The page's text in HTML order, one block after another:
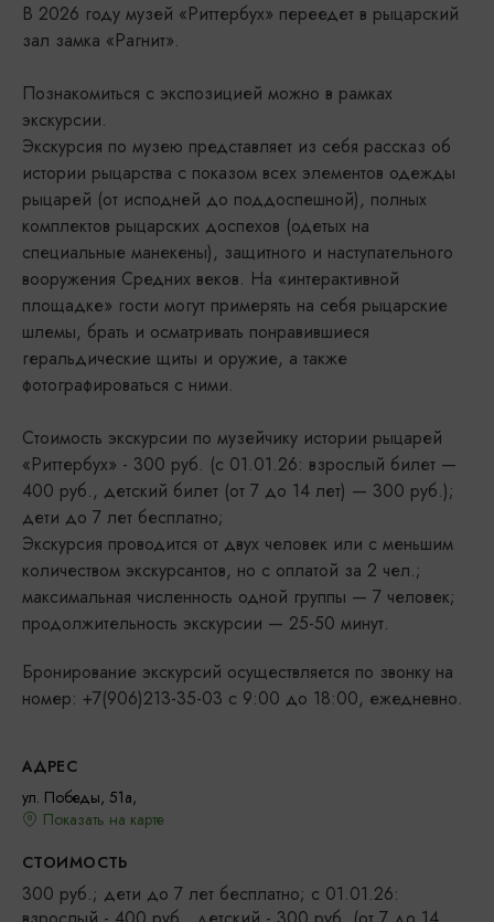
В 2026 году музей «Риттербух» переедет в рыцарский
зал замка «Рагнит».
Познакомиться с экспозицией можно в рамках
экскурсии.
Экскурсия по музею представляет из себя рассказ об
истории рыцарства с показом всех элементов одежды
рыцарей (от исподней до поддоспешной), полных
комплектов рыцарских доспехов (одетых на
специальные манекены), защитного и наступательного
вооружения Средних веков. На «интерактивной
площадке» гости могут примерять на себя рыцарские
шлемы, брать и осматривать понравившиеся
геральдические щиты и оружие, а также
фотографироваться с ними.
Стоимость экскурсии по музейчику истории рыцарей
«Риттербух» - 300 руб. (с 01.01.26: взрослый билет —
400 руб., детский билет (от 7 до 14 лет) — 300 руб.);
дети до 7 лет бесплатно;
Экскурсия проводится от двух человек или с меньшим
количеством экскурсантов, но с оплатой за 2 чел.;
максимальная численность одной группы — 7 человек;
продолжительность экскурсии — 25-50 минут.
Бронирование экскурсий осуществляется по звонку на
номер: +7(906)213-35-03 с 9:00 до 18:00, ежедневно.
АДРЕС
ул. Победы, 51а,
Показать на карте
СТОИМОСТЬ
300 руб.; дети до 7 лет бесплатно; с 01.01.26: